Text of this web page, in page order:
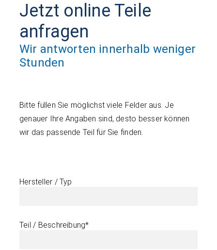
Jetzt online Teile
anfragen
Wir antworten innerhalb weniger
Stunden
Bitte füllen Sie möglichst viele Felder aus. Je
genauer Ihre Angaben sind, desto besser können
wir das passende Teil für Sie finden.
Hersteller / Typ
Teil / Beschreibung*